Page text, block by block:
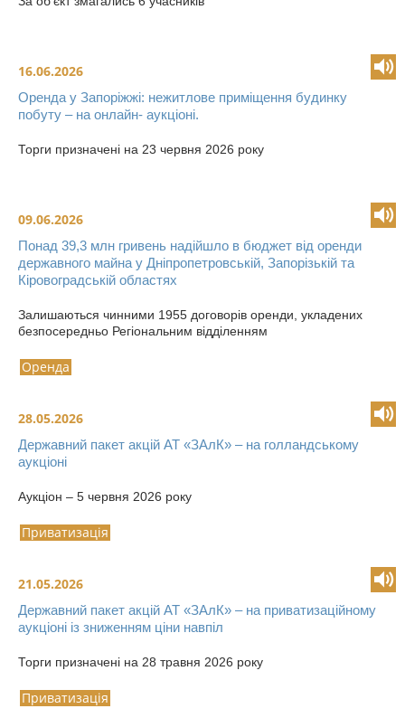
16.06.2026
Оренда у Запоріжжі: нежитлове приміщення будинку
побуту – на онлайн- аукціоні.
Торги призначені на 23 червня 2026 року
09.06.2026
Понад 39,3 млн гривень надійшло в бюджет від оренди
державного майна у Дніпропетровській, Запорізькій та
Кіровоградській областях
Залишаються чинними 1955 договорів оренди, укладених
безпосередньо Регіональним відділенням
Оренда
28.05.2026
Державний пакет акцій АТ «ЗАлК» – на голландському
аукціоні
Аукціон – 5 червня 2026 року
Приватизація
21.05.2026
Державний пакет акцій АТ «ЗАлК» – на приватизаційному
аукціоні із зниженням ціни навпіл
Торги призначені на 28 травня 2026 року
Приватизація